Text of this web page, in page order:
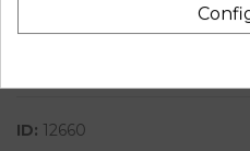
Almacén
ID: 12660